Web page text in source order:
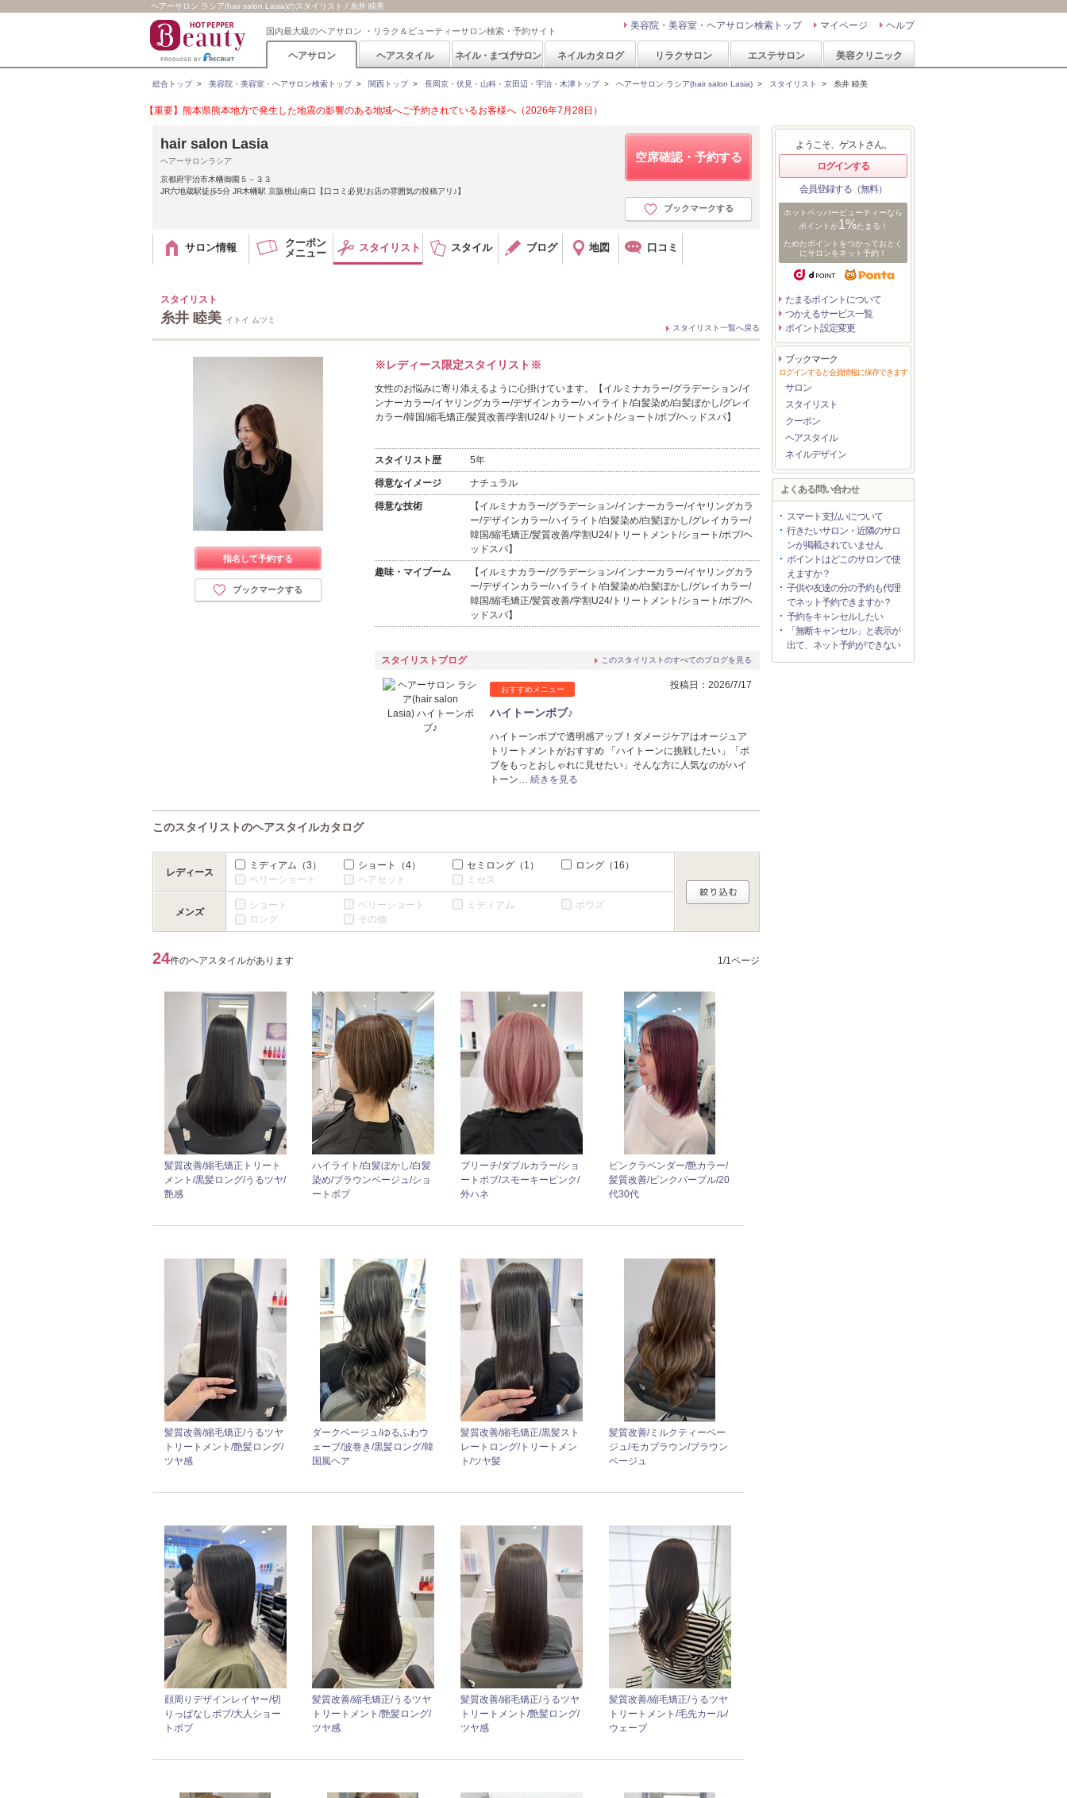
ヘアーサロン ラシア(hair salon Lasia)のスタイリスト / 糸井 睦美
国内最大級のヘアサロン ・リラク＆ビューティーサロン検索・予約サイト ヘルプ
マイページ
美容院・美容室・ヘアサロン検索トップ
ヘアサロン ヘアスタイル ネイル・まつげサロン ネイルカタログ リラクサロン エステサロン 美容クリニック
総合トップ> 美容院・美容室・ヘアサロン検索トップ> 関西トップ> 長岡京・伏見・山科・京田辺・宇治・木津トップ> ヘアーサロン ラシア(hair salon Lasia) > スタイリスト > 糸井 睦美
【重要】熊本県熊本地方で発生した地震の影響のある地域へご予約されているお客様へ（2026年7月28日）
空席確認・予約する
ブックマークする
hair salon Lasia
ヘアーサロンラシア
京都府宇治市木幡御園５－３３
JR六地蔵駅徒歩5分 JR木幡駅 京阪桃山南口【口コミ必見!お店の雰囲気の投稿アリ♪】
サロン情報
クーポン
メニュー
スタイリスト スタイル ブログ 地図 口コミ
スタイリスト
糸井 睦美 イトイ ムツミ
スタイリスト一覧へ戻る
指名して予約する
ブックマークする
※レディース限定スタイリスト※
女性のお悩みに寄り添えるように心掛けています。【イルミナカラー/グラデーション/イ
ンナーカラー/イヤリングカラー/デザインカラー/ハイライト/白髪染め/白髪ぼかし/グレイ
カラー/韓国/縮毛矯正/髪質改善/学割U24/トリートメント/ショート/ボブ/ヘッドスパ】
スタイリスト歴 5年
得意なイメージ ナチュラル
得意な技術
【イルミナカラー/グラデーション/インナーカラー/イヤリングカラ
ー/デザインカラー/ハイライト/白髪染め/白髪ぼかし/グレイカラー/
韓国/縮毛矯正/髪質改善/学割U24/トリートメント/ショート/ボブ/ヘ
ッドスパ】
趣味・マイブーム
【イルミナカラー/グラデーション/インナーカラー/イヤリングカラ
ー/デザインカラー/ハイライト/白髪染め/白髪ぼかし/グレイカラー/
韓国/縮毛矯正/髪質改善/学割U24/トリートメント/ショート/ボブ/ヘ
ッドスパ】
スタイリストブログ このスタイリストのすべてのブログを見る
おすすめメニュー 投稿日：2026/7/17
ハイトーンボブ♪
ハイトーンボブで透明感アップ！ダメージケアはオージュア
トリートメントがおすすめ 「ハイトーンに挑戦したい」「ボ
ブをもっとおしゃれに見せたい」そんな方に人気なのがハイ
トーン… 続きを見る
このスタイリストのヘアスタイルカタログ
レディース
ミディアム （3） ショート （4） セミロング （1） ロング （16）
ベリーショート
ヘアセット ミセス
メンズ
ショート ベリーショート ミディアム
ボウズ
ロング
その他
24件のヘアスタイルがあります 1/1ページ
髪質改善/縮毛矯正トリート
メント/黒髪ロング/うるツヤ/
艶感
ハイライト/白髪ぼかし/白髪
染め/ブラウンベージュ/ショ
ートボブ
ブリーチ/ダブルカラー/ショ
ートボブ/スモーキーピンク/
外ハネ
ピンクラベンダー/艶カラー/
髪質改善/ピンクパープル/20
代30代
髪質改善/縮毛矯正/うるツヤ
トリートメント/艶髪ロング/
ツヤ感
ダークベージュ/ゆるふわウ
ェーブ/波巻き/黒髪ロング/韓
国風ヘア
髪質改善/縮毛矯正/黒髪スト
レートロング/トリートメン
ト/ツヤ髪
髪質改善/ミルクティーベー
ジュ/モカブラウン/ブラウン
ベージュ
顔周りデザインレイヤー/切
りっぱなしボブ/大人ショー
トボブ
髪質改善/縮毛矯正/うるツヤ
トリートメント/艶髪ロング/
ツヤ感
髪質改善/縮毛矯正/うるツヤ
トリートメント/艶髪ロング/
ツヤ感
髪質改善/縮毛矯正/うるツヤ
トリートメント/毛先カール/
ウェーブ
ようこそ、ゲストさん。
ログインする
会員登録する（無料）
ホットペッパービューティーなら
ポイントが1%たまる！
ためたポイントをつかっておとく
にサロンをネット予約！
たまるポイントについて
つかえるサービス一覧
ポイント設定変更
ブックマーク
ログインすると会員情報に保存できます
サロン
スタイリスト
クーポン
ヘアスタイル
ネイルデザイン
よくある問い合わせ
スマート支払いについて
行きたいサロン・近隣のサロ
ンが掲載されていません
ポイントはどこのサロンで使
えますか？
子供や友達の分の予約も代理
でネット予約できますか？
予約をキャンセルしたい
「無断キャンセル」と表示が
出て、ネット予約ができない